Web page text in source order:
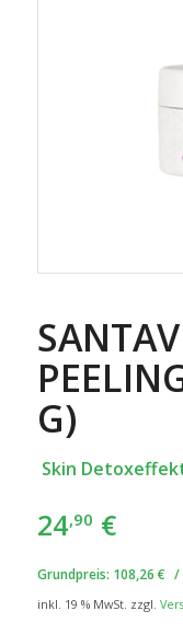
G)
Skin
24,90 €
Grundpreis: 108,26 € /
inkl. 19 % MwSt. zzgl.